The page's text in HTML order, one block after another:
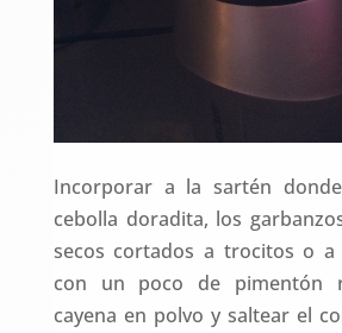
Incorporar a la sartén
cebolla doradita, los
secos cortados a trocitos o a
con un poco de pimentón
cayena en polvo y saltear el